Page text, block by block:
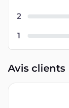
2
1
Avis clients